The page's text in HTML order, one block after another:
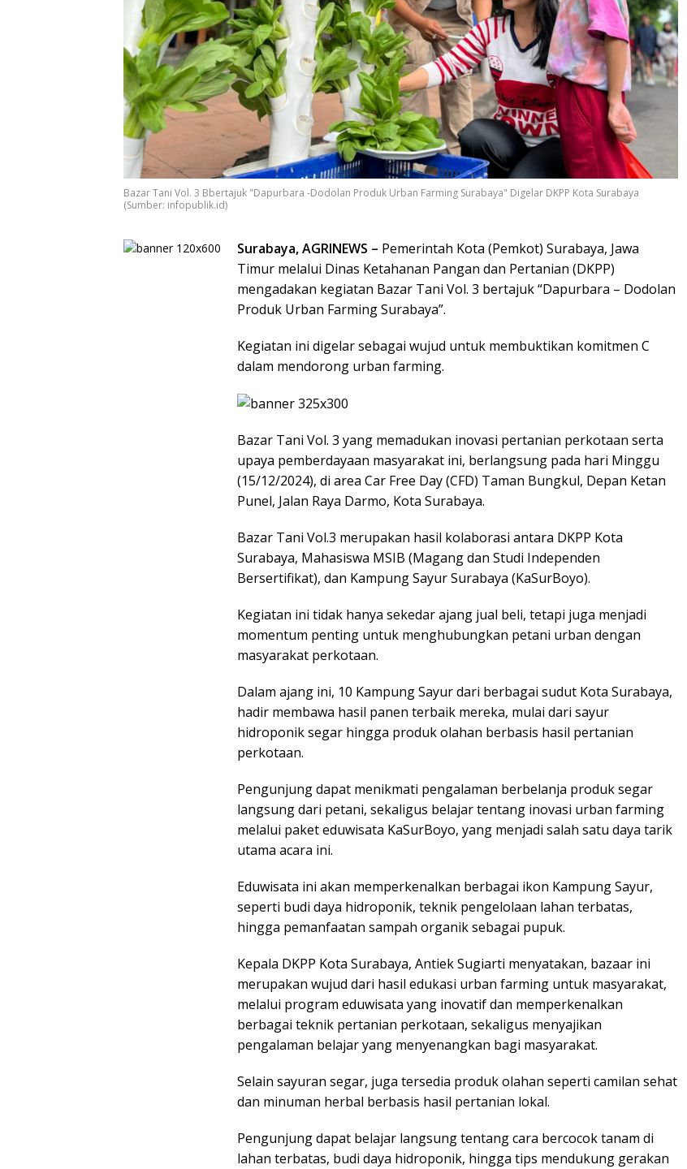
Bazar Tani Vol. 3 Bbertajuk "Dapurbara -Dodolan Produk Urban Farming Surabaya" Digelar DKPP Kota Surabaya
(Sumber: infopublik.id)
Surabaya, AGRINEWS – Pemerintah Kota (Pemkot) Surabaya, Jawa
Timur melalui Dinas Ketahanan Pangan dan Pertanian (DKPP)
mengadakan kegiatan Bazar Tani Vol. 3 bertajuk “Dapurbara – Dodolan
Produk Urban Farming Surabaya”.
Kegiatan ini digelar sebagai wujud untuk membuktikan komitmen C
dalam mendorong urban farming.
Bazar Tani Vol. 3 yang memadukan inovasi pertanian perkotaan serta
upaya pemberdayaan masyarakat ini, berlangsung pada hari Minggu
(15/12/2024), di area Car Free Day (CFD) Taman Bungkul, Depan Ketan
Punel, Jalan Raya Darmo, Kota Surabaya.
Bazar Tani Vol.3 merupakan hasil kolaborasi antara DKPP Kota
Surabaya, Mahasiswa MSIB (Magang dan Studi Independen
Bersertifikat), dan Kampung Sayur Surabaya (KaSurBoyo).
Kegiatan ini tidak hanya sekedar ajang jual beli, tetapi juga menjadi
momentum penting untuk menghubungkan petani urban dengan
masyarakat perkotaan.
Dalam ajang ini, 10 Kampung Sayur dari berbagai sudut Kota Surabaya,
hadir membawa hasil panen terbaik mereka, mulai dari sayur
hidroponik segar hingga produk olahan berbasis hasil pertanian
perkotaan.
Pengunjung dapat menikmati pengalaman berbelanja produk segar
langsung dari petani, sekaligus belajar tentang inovasi urban farming
melalui paket eduwisata KaSurBoyo, yang menjadi salah satu daya tarik
utama acara ini.
Eduwisata ini akan memperkenalkan berbagai ikon Kampung Sayur,
seperti budi daya hidroponik, teknik pengelolaan lahan terbatas,
hingga pemanfaatan sampah organik sebagai pupuk.
Kepala DKPP Kota Surabaya, Antiek Sugiarti menyatakan, bazaar ini
merupakan wujud dari hasil edukasi urban farming untuk masyarakat,
melalui program eduwisata yang inovatif dan memperkenalkan
berbagai teknik pertanian perkotaan, sekaligus menyajikan
pengalaman belajar yang menyenangkan bagi masyarakat.
Selain sayuran segar, juga tersedia produk olahan seperti camilan sehat
dan minuman herbal berbasis hasil pertanian lokal.
Pengunjung dapat belajar langsung tentang cara bercocok tanam di
lahan terbatas, budi daya hidroponik, hingga tips mendukung gerakan